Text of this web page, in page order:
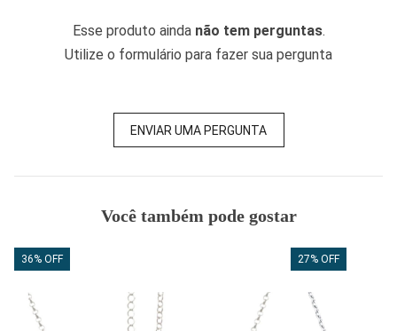
Esse produto ainda não tem perguntas.
Utilize o formulário para fazer sua pergunta
ENVIAR UMA PERGUNTA
Você também pode gostar
36% OFF 27% OFF